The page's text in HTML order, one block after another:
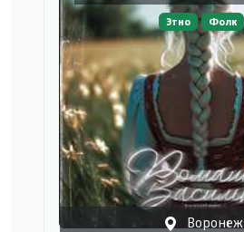
Этно Фолк
Воронеж